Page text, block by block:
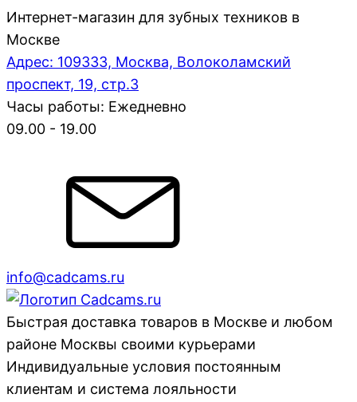
Интернет-магазин для зубных техников в
Москве
Адрес: 109333, Москва, Волоколамский
проспект, 19, стр.3
Часы работы: Ежедневно
09.00 - 19.00
info@cadcams.ru
Быстрая доставка товаров в Москве и любом
районе Москвы своими курьерами
Индивидуальные условия постоянным
клиентам и система лояльности